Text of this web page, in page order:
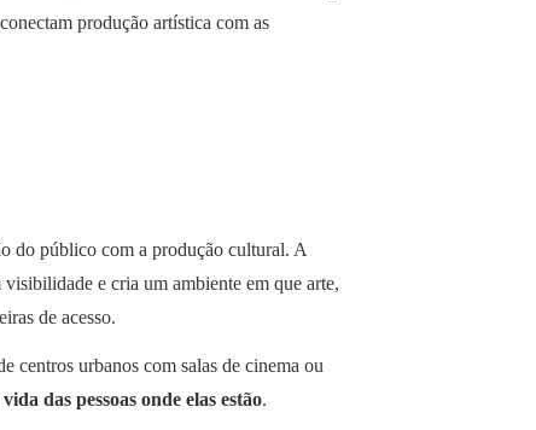
produção artística com as
do público com a produção cultural. A
e cria um ambiente em que arte,
de acesso.
centros urbanos com salas de cinema ou
das pessoas onde elas estão.